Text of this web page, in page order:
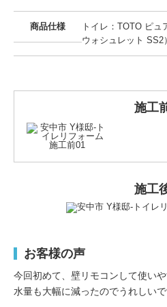
商品仕様
トイレ：TOTO ピュ
ウォシュレット SS2）
施工
施工
お客様の声
今回初めて、壁リモコンして使いや
水量も大幅に減ったのでうれしいで